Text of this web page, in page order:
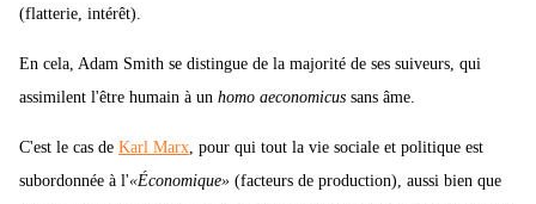
(flatterie, intérêt).
En cela, Adam Smith se distingue de la majorité de ses suiveurs, qui
assimilent l'être humain à un homo aeconomicus sans âme.
C'est le cas de Karl Marx, pour qui tout la vie sociale et politique est
subordonnée à l'«Économique» (facteurs de production), aussi bien que